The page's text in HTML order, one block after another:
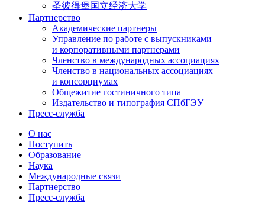
圣彼得堡国立经济大学
Партнерство
Академические партнеры
Управление по работе с выпускниками
и корпоративными партнерами
Членство в международных ассоциациях
Членство в национальных ассоциациях
и консорциумах
Общежитие гостиничного типа
Издательство и типография СПбГЭУ
Пресс-служба
О нас
Поступить
Образование
Наука
Международные связи
Партнерство
Пресс-служба